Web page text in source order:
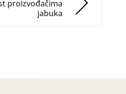
proizvođačima
jabuka